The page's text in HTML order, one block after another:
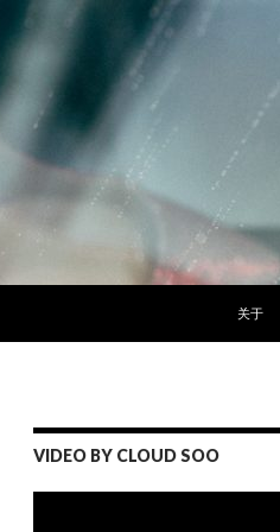
关于
VIDEO BY CLOUD SOO